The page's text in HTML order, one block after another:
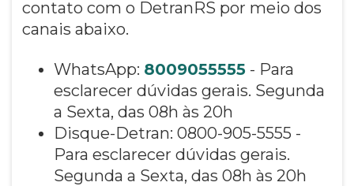
contato com o DetranRS por meio dos
canais abaixo.
WhatsApp: 8009055555- Para
esclarecer dúvidas gerais. Segunda
a Sexta, das 08h às 20h
Disque-Detran: 0800-905-5555 -
Para esclarecer dúvidas gerais.
Segunda a Sexta, das 08h às 20h